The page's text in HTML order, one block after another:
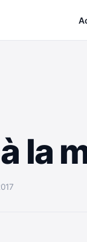
la